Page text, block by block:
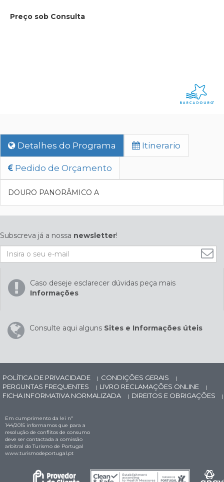
Preço sob Consulta
Detalhes do Programa Itinerario
Pedido de Orçamento
DOURO PANORÂMICO A
Subscreva já a nossa newsletter!
Caso deseje esclarecer dúvidas peça mais
Informações
Consulte aqui alguns Sites e Informações úteis
POLÍTICA DE PRIVACIDADE | CONDIÇÕES GERAIS |
PERGUNTAS FREQUENTES | LIVRO RECLAMAÇÕES ONLINE |
FICHA INFORMATIVA NORMALIZADA | DIREITOS E OBRIGAÇÕES |
Em cumprimento da lei nº
144/2015 informamos que para a
resolução de conflitos de consumo
deve ser contactada a comissão
arbitral do Turismo de Portugal
www.turismodeportugal.pt